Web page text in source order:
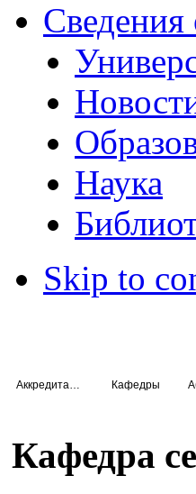
Сведения
Наука
Skip to
Кафедры
Кафедра